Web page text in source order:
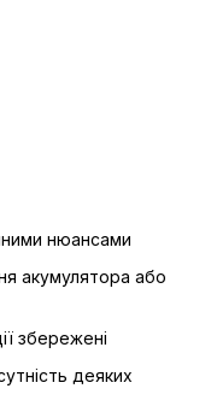
нюансами
акумулятора або
збережені
деяких